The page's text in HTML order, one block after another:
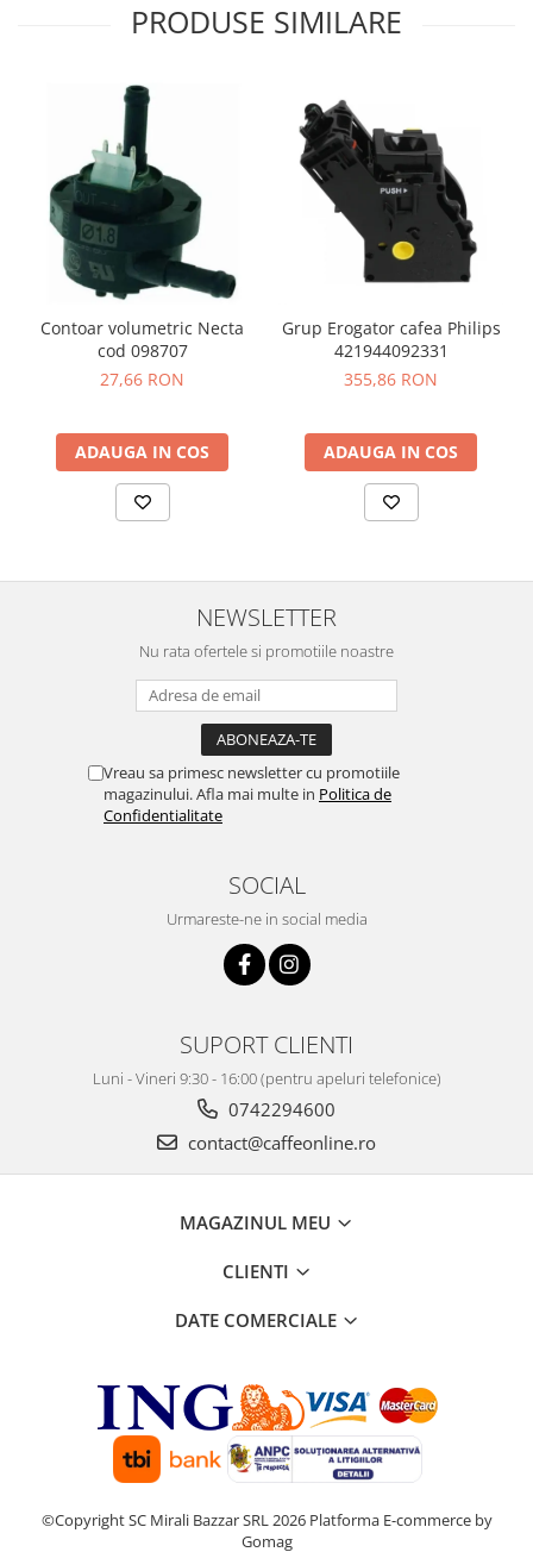
PRODUSE SIMILARE
Contoar volumetric Necta
cod 098707
27,66 RON
ADAUGA IN COS
Grup Erogator cafea Philips
421944092331
355,86 RON
ADAUGA IN COS
NEWSLETTER
Nu rata ofertele si promotiile noastre
Vreau sa primesc newsletter cu promotiile
magazinului. Afla mai multe in Politica de
Confidentialitate
SOCIAL
Urmareste-ne in social media
SUPORT CLIENTI
Luni - Vineri 9:30 - 16:00 (pentru apeluri telefonice)
0742294600
contact@caffeonline.ro
MAGAZINUL MEU
CLIENTI
DATE COMERCIALE
©Copyright SC Mirali Bazzar SRL 2026 Platforma E-commerce by
Gomag